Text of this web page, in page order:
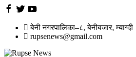
बेनी नगरपालिका–८, बेनीबजार, म्याग्दी
rupsenews@gmail.com